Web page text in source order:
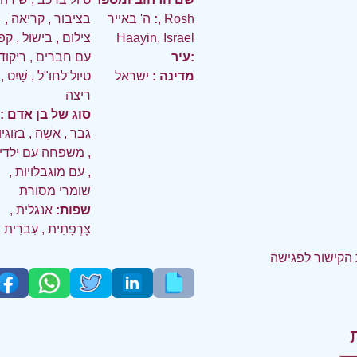
בציבור , קריאה ,
צילום , בישול ,
עם חברים ,
טיול לחו"ל , שַׁיִט ,
ריצה
סוג של בן אדם :
גבר , אִשָׁה ,
, משפחה עם
, עם מוגבלויות ,
שומרי מסורת
שפות: אנגלית ,
צָרְפָתִית , עִברִית
: ה' באייר, Rosh
Haayin, Israel
עיר:
מדינה : ישראל
לפגישה